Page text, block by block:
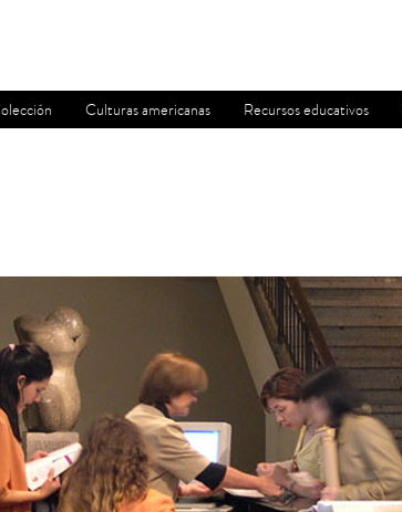
Culturas americanas Recursos educativos